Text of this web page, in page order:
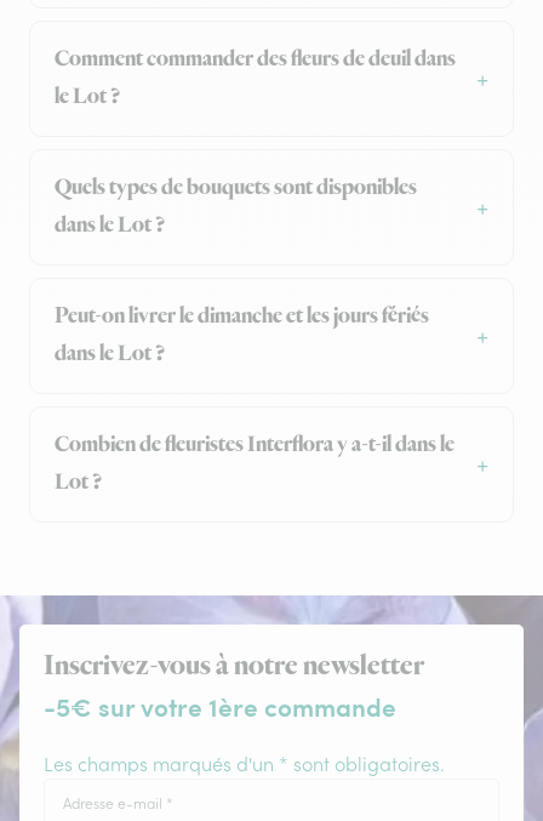
Comment commander des fleurs de deuil dans
le Lot ?
Quels types de bouquets sont disponibles
dans le Lot ?
Peut-on livrer le dimanche et les jours fériés
dans le Lot ?
Combien de fleuristes Interflora y a-t-il dans le
Lot ?
Inscrivez-vous à notre newsletter
-5€ sur votre 1ère commande
Les champs marqués d'un * sont obligatoires.
Adresse e-mail *